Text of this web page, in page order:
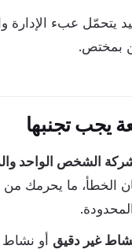
يتحمّل عبء الإدارة
بمختص.
يجب تجنبها
الشخص الواحد
الخطأ، ما يحرمك من
نشاط غير دقيق أو